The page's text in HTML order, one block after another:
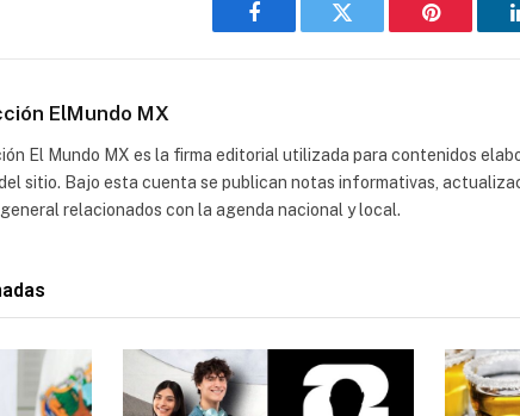
Facebook Gorjeo Pinterest
ElMundo MX
El Mundo MX es la firma editorial utilizada para contenidos
sitio. Bajo esta cuenta se publican notas informativas,
relacionados con la agenda nacional y local.